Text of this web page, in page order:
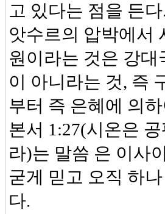
고 있다는 점을 든다
앗수르의 압박에서
원이라는 것은 강
이 아니라는 것, 즉
부터 즉 은혜에 의
본서 1:27(시온은
라)는 말씀 은 이사
굳게 믿고 오직 하
다.